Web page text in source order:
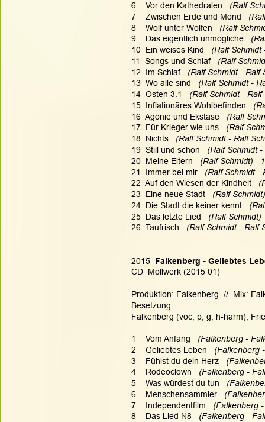
6    Vor den Kathedralen
(Ralf
7    Zwischen Erde und Mond
8    Wolf unter Wölfen (Ralf
9    Das eigentlich unmögliche
10  Ein weises Kind
(Ralf Schmidt
11  Songs und Schlaf
(Ralf
12  Im Schlaf (Ralf Schmidt - Ralf
13  Wo alle sind (Ralf Schmidt -
14  Osten 3.1 (Ralf Schmidt -
15  Inflationäres Wohlbefínden
16  Agonie und Ekstase (Ralf
17  Für Krieger wie uns (Ralf
18  Nichts (Ralf Schmidt - Ralf
19  Still und schön (Ralf Schmidt
20  Meine Eltern
(Ralf Schmidt)
21  Immer bei mir
(Ralf Schmidt -
22  Auf den Wiesen der Kindheit
23  Eine neue Stadt
(Ralf
24  Die Stadt die keiner kennt
25  Das letzte Lied
(Ralf Schmidt)
26  Taufrisch (Ralf Schmidt - Ralf
2015
Falkenberg - Geliebtes
CD  Mollwerk (2015 01)
Produktion: Falkenberg  //  Mix:
Besetzung:
Falkenberg (voc, p, g, h-harm),
1    Vom Anfang
(Falkenberg -
2    Geliebtes Leben (Falkenberg
3    Fühlst du dein Herz
4    Rodeoclown
(Falkenberg -
5    Was würdest du tun
6    Menschensammler
7    Independentfilm
(Falkenberg
8    Das Lied N8
(Falkenberg -